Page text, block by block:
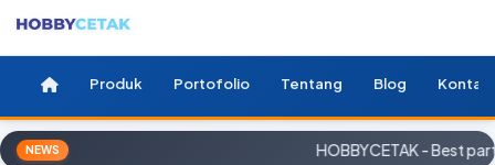
Produk Portofolio Tentang Blog Kontak
NEWS HOBBYCETAK - Best